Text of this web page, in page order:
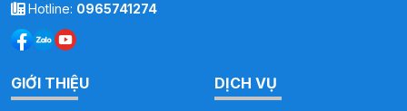
Hotline: 0965741274
GIỚI THIỆU DỊCH VỤ